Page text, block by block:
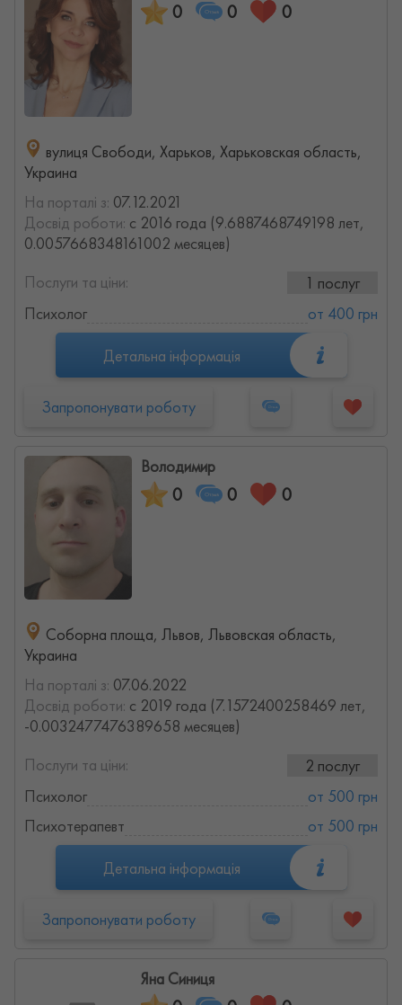
0 0 0
вулиця Свободи, Харьков, Харьковская область,
Украина
На порталі з: 07.12.2021
Досвід роботи: с 2016 года (9.6887468749198 лет,
0.0057668348161002 месяцев)
Послуги та ціни:
1 послуг
Психолог
от 400 грн
Детальна інформація
Запропонувати роботу
Володимир
0 0 0
Соборна площа, Львов, Львовская область,
Украина
На порталі з: 07.06.2022
Досвід роботи: с 2019 года (7.1572400258469 лет,
-0.0032477476389658 месяцев)
Послуги та ціни:
2 послуг
Психолог
от 500 грн
Психотерапевт
от 500 грн
Детальна інформація
Запропонувати роботу
Яна Синиця